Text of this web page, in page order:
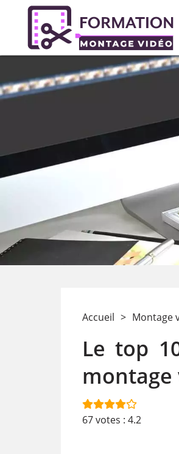
Accueil > Montage
Le top
montage
67votes : 4.2